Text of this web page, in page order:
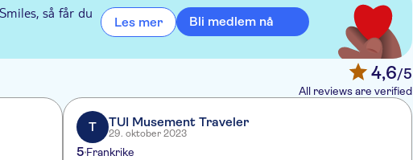
så får du
Les mer Bli medlem nå
4,6/5
All reviews are verified
T TUI Musement Traveler
29. oktober 2023
5Frankrike